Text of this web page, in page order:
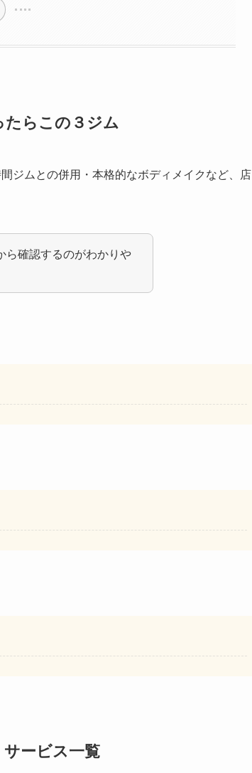
たらこの３ジム
ジムとの併用・本格的なボディメイクなど、店
ら確認するのがわかりや
サービス一覧